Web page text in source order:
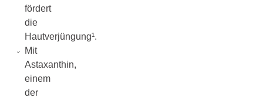
fördert
die
Hautverjüngung¹.
Mit
Astaxanthin,
einem
der